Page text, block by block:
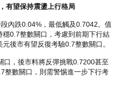
有望保持震盪上行格局
內跌0.04%，最低觸及0.7042。值
0.7整數關口，考慮到前期下行結
後市有望反復考驗0.7整數關口。
口，後市料將反彈挑戰0.7200甚至
整數關口，則需警惕進一步下行考